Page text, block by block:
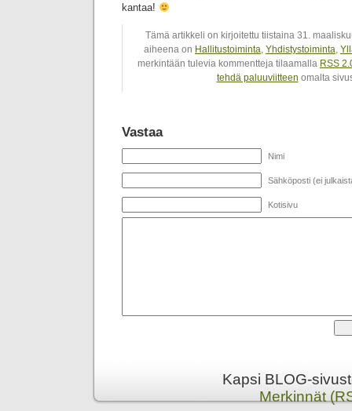
kantaa!
Tämä artikkeli on kirjoitettu tiistaina 31.
aiheena on Hallitustoiminta, Yhdistystoiminta,
merkintään tulevia kommentteja tilaamalla RSS
tehdä paluuviitteen omalta
Vastaa
Nimi
Sähköposti (ei
Kotisivu
Kapsi BLOG-
Merkinnät